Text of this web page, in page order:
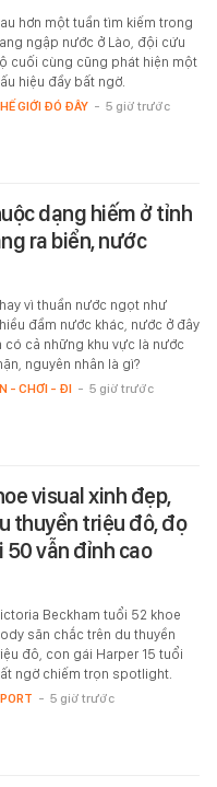
hơn một tuần tìm kiếm trong
ngập nước ở Lào, đội cứu
cuối cùng cũng phát hiện một
hiệu đầy bất ngờ.
GIỚI ĐÓ ĐÂY - 5 giờ trước
dạng hiếm ở tỉnh
ra biển, nước
vì thuần nước ngọt như
đầm nước khác, nước ở đây
có cả những khu vực là nước
nguyên nhân là gì?
- CHƠI - ĐI - 5 giờ trước
visual xinh đẹp,
thuyền triệu đô, đọ
50 vẫn đỉnh cao
Beckham tuổi 52 khoe
săn chắc trên du thuyền
đô, con gái Harper 15 tuổi
ngờ chiếm trọn spotlight.
- 5 giờ trước